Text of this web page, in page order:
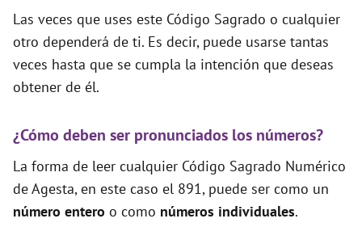
Las veces que uses este Código Sagrado o cualquier
otro dependerá de ti. Es decir, puede usarse tantas
veces hasta que se cumpla la intención que deseas
obtener de él.
¿Cómo deben ser pronunciados los números?
La forma de leer cualquier Código Sagrado Numérico
de Agesta, en este caso el 891, puede ser como un
número entero o como números individuales.